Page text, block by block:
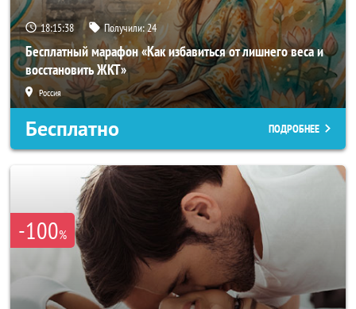
18:15:35 Получили:24
Бесплатный марафон «Как избавиться от лишнего веса и
восстановить ЖКТ»
Россия
Бесплатно ПОДРОБНЕЕ
-100%